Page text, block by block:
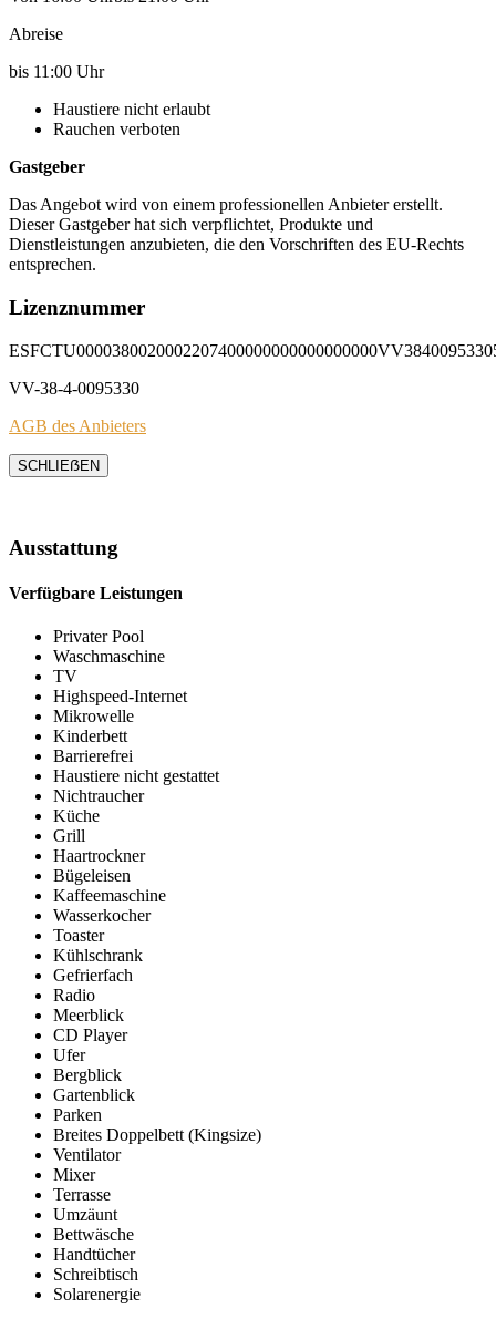
Abreise
bis 11:00 Uhr
Haustiere nicht erlaubt
Rauchen verboten
Gastgeber
Das Angebot wird von einem professionellen Anbieter erstellt.
Dieser Gastgeber hat sich verpflichtet, Produkte und
Dienstleistungen anzubieten, die den Vorschriften des EU-Rechts
entsprechen.
Lizenznummer
VV-38-4-0095330
AGB des Anbieters
SCHLIEẞEN
Ausstattung
Verfügbare Leistungen
Privater Pool
Waschmaschine
TV
Highspeed-Internet
Mikrowelle
Kinderbett
Barrierefrei
Haustiere nicht gestattet
Nichtraucher
Küche
Grill
Haartrockner
Bügeleisen
Kaffeemaschine
Wasserkocher
Toaster
Kühlschrank
Gefrierfach
Radio
Meerblick
CD Player
Ufer
Bergblick
Gartenblick
Parken
Breites Doppelbett (Kingsize)
Ventilator
Mixer
Terrasse
Umzäunt
Bettwäsche
Handtücher
Schreibtisch
Solarenergie